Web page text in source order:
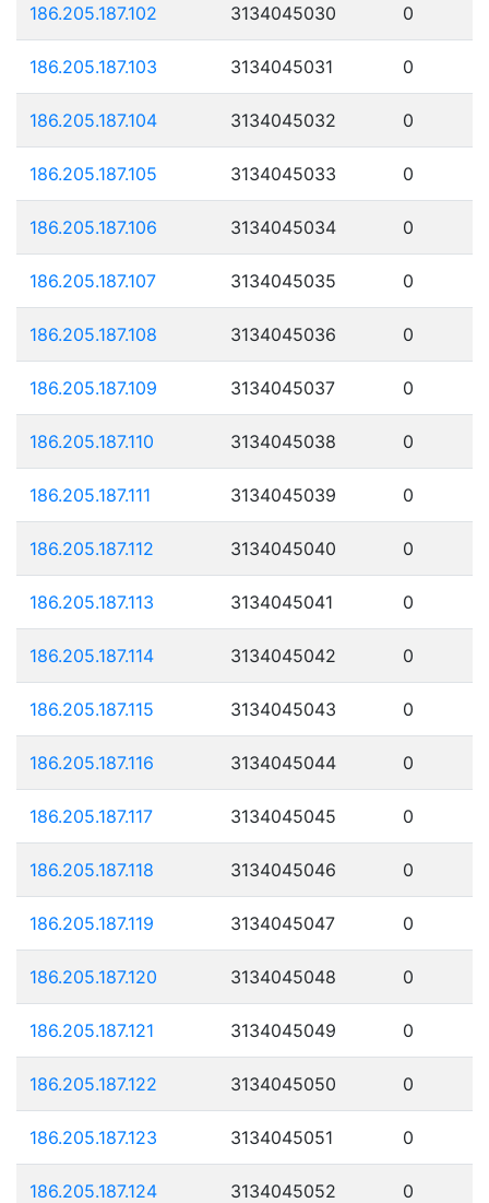
186.205.187.102 3134045030 0
186.205.187.103 3134045031 0
186.205.187.104 3134045032 0
186.205.187.105 3134045033 0
186.205.187.106 3134045034 0
186.205.187.107 3134045035 0
186.205.187.108 3134045036 0
186.205.187.109 3134045037 0
186.205.187.110 3134045038 0
186.205.187.111 3134045039 0
186.205.187.112 3134045040 0
186.205.187.113 3134045041 0
186.205.187.114 3134045042 0
186.205.187.115 3134045043 0
186.205.187.116 3134045044 0
186.205.187.117 3134045045 0
186.205.187.118 3134045046 0
186.205.187.119 3134045047 0
186.205.187.120 3134045048 0
186.205.187.121 3134045049 0
186.205.187.122 3134045050 0
186.205.187.123 3134045051 0
186.205.187.124 3134045052 0